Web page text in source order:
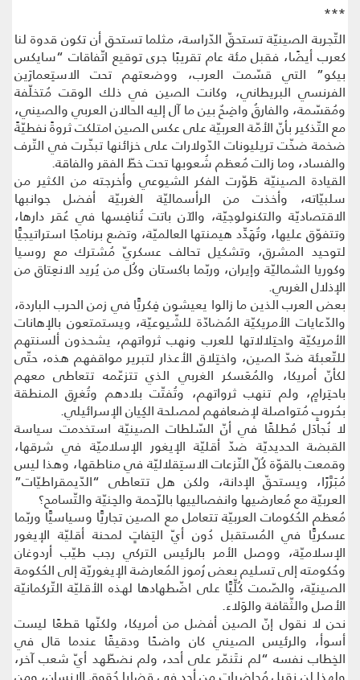
***
التّجربة الصينيّة تستحقّ الدّراسة، مثلما تستحق أن تكون قدوة لنا
كعرب أيضًا، فقبل مئة عام تقريبًا جرى توقيع اتّفاقات “سايكس
بيكو” التي قسّمت العرب، ووضعتهم تحت الاستِعمارَين
الفرنسي البريطاني، وكانت الصين في ذلك الوقت مُتخلّفة
ومُقسّمة، والفارقُ واضِحٌ بين ما آل إليه الحالان العربي والصيني،
مع التّذكير بأنّ الأمّة العربيّة على عكس الصين امتلكت ثروةً نفطيّةً
ضخمة ضخّت تريليونات الدّولارات على خزائنها تبخّرت في التّرف
والفساد، وما زالت مُعظم شُعوبها تحت خطّ الفقر والفاقة.
القيادة الصينيّة طَوّرت الفكر الشيوعي وأخرجته من الكثير من
سلبيّاته، وأخذت من الرأسماليّة الغربيّة أفضل جوانبها
الاقتصاديّة والتكنولوجيّة، والآن باتت تُنافِسها في عُقر دارها،
وتتفوّق عليها، وتُهَدِّد هيمنتها العالميّة، وتضع برنامجًا استراتيجيًّا
لتوحيد المشرق، وتشكيل تحالف عسكريّ مُشترك مع روسيا
وكوريا الشماليّة وإيران، وربّما باكستان وكُل من يُريد الانعِتاق من
الإذلال الغربي.
بعض العرب الذين ما زالوا يعيشون فِكريًّا في زمن الحرب الباردة،
والدّعايات الأمريكيّة المُضادّة للشّيوعيّة، ويستمتعون بالإهانات
الأمريكيّة واحتِلالاتها للعرب ونهب ثرواتهم، يشحذون ألسنتهم
للتّعبئة ضدّ الصين، واختِلاق الأعذار لتبرير مواقفهم هذه، حتّى
لكأنّ أمريكا، والمُعَسكر الغربي الذي تتزعّمه تتعاطى معهم
باحتِرامٍ، ولم تنهب ثرواتهم، وتُفتّت بلادهم وتُغرِق المنطقة
بحُروبٍ مُتواصلة لإضعافهم لمصلحة الكِيان الإسرائيلي.
لا نُجادَل مُطلقًا في أنّ السّلطات الصينيّة استخدمت سياسة
القبضة الحديديّة ضدّ أقليّة الإيغور الإسلاميّة في شرقها،
وقمعت بالقوّة كُلّ النّزعات الاستِقلاليّة في مناطقها، وهذا ليس
مُبَرَّرًا، ويستحقّ الإدانة، ولكن هل تتعاطى “الدّيمقراطيّات”
العربيّة مع مُعارضيها وانفصالييها بالرّحمة والحِنيّة والتّسامح؟
مُعظم الحُكومات العربيّة تتعامل مع الصين تجاريًّا وسياسيًّا وربّما
عسكريًّا في المُستقبل دُون أيّ التِفاتٍ لمحنة أقليّة الإيغور
الإسلاميّة، ووصل الأمر بالرئيس التركي رجب طيّب أردوغان
وحُكومته إلى تسليم بعض رُموز المُعارضة الإيغوريّة إلى الحُكومة
الصينيّة، والصّمت كُلِّيًّا على اضّطهادها لهذه الأقليّة التّركمانيّة
الأصل والثّقافة والوَلاء.
نحن لا نقول إنّ الصين أفضل من أمريكا، ولكنّها قطعًا ليست
أسوأ، والرئيس الصيني كان واضحًا ودقيقًا عندما قال في
الخِطاب نفسه “لم نتَنمّر على أحد، ولم نضطّهد أيّ شعب آخر،